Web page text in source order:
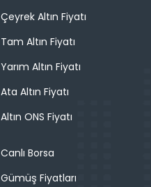
Çeyrek Altın Fiyatı
Tam Altın Fiyatı
Yarım Altın Fiyatı
Ata Altın Fiyatı
Altın ONS Fiyatı
Canlı Borsa
Gümüş Fiyatları